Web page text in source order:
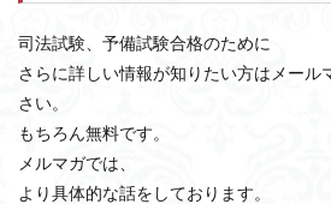
司法試験、予備試験合格のために
さらに詳しい情報が知りたい方はメール
さい。
もちろん無料です。
メルマガでは、
より具体的な話をしております。